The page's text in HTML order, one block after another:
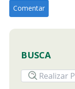
BUSCA